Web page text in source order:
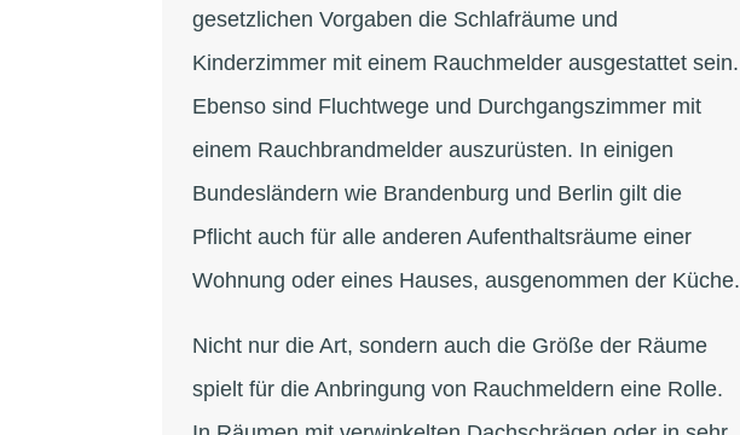
gesetzlichen Vorgaben die Schlafräume und
Kinderzimmer mit einem Rauchmelder ausgestattet sein.
Ebenso sind Fluchtwege und Durchgangszimmer mit
einem Rauchbrandmelder auszurüsten. In einigen
Bundesländern wie Brandenburg und Berlin gilt die
Pflicht auch für alle anderen Aufenthaltsräume einer
Wohnung oder eines Hauses, ausgenommen der Küche.
Nicht nur die Art, sondern auch die Größe der Räume
spielt für die Anbringung von Rauchmeldern eine Rolle.